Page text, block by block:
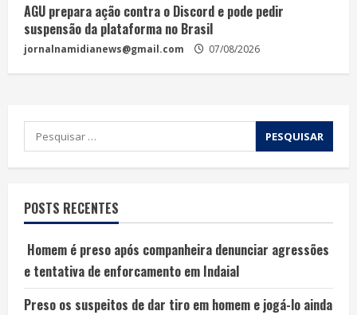
AGU prepara ação contra o Discord e pode pedir
suspensão da plataforma no Brasil
jornalnamidianews@gmail.com 07/08/2026
POSTS RECENTES
Homem é preso após companheira denunciar agressões
e tentativa de enforcamento em Indaial
Preso os suspeitos de dar tiro em homem e jogá-lo ainda